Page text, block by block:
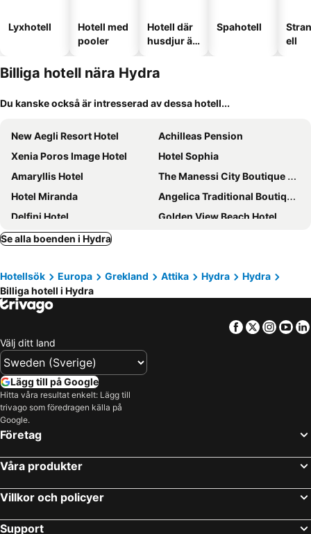
Lyxhotell
Hotell med
pooler
Hotell där
husdjur är
Spahotell
ell
Billiga hotell nära Hydra
Du kanske också är intresserad av dessa hotell...
New Aegli Resort Hotel
Achilleas Pension
Xenia Poros Image Hotel
Hotel Sophia
Amaryllis Hotel
The Manessi City Boutique Hotel
Hotel Miranda
Angelica Traditional Boutique Hotel
Delfini Hotel
Golden View Beach Hotel
Phaedra Hotel
Hydra Hotel
Kirki Hydra
Dimitra Boutique Hotel
Mistral Hotel
Pension Erofili
Hotel Pavlou
FOS Hydra residence
Orloff Boutique hotel
180 South Seaside Hotel
Kaikas Studios & Apartments
Mandraki Beach Resort
Ippokampos
Alkionides Hydra
Guesthouse Corali
Hydrea Exclusive Hospitality
Theano Guesthouse
Bellevalia Hydra
Se alla boenden i Hydra
Hotellsök Europa Grekland Attika Hydra
Hydra
Billiga hotell i Hydra
Facebook
Twitter
Välj ditt land
Lägg till på Google
Hitta våra resultat enkelt: Lägg till
trivago som föredragen källa på
Google.
Företag
Våra produkter
Villkor och policyer
Support